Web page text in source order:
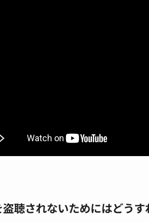
聴されないためにはどうす